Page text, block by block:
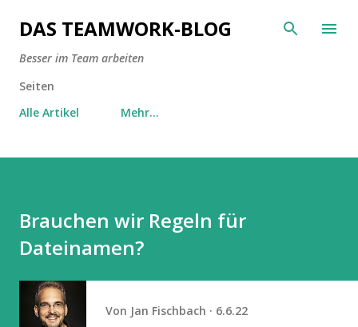
Direkt zum Hauptbereich
DAS TEAMWORK-BLOG
Besser im Team arbeiten
Seiten
Alle Artikel
Mehr…
Brauchen wir Regeln für
Dateinamen?
Von Jan Fischbach 6.6.22